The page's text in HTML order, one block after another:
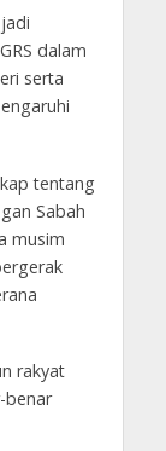
dalam
serta
tentang
Sabah
musim
rakyat
benar